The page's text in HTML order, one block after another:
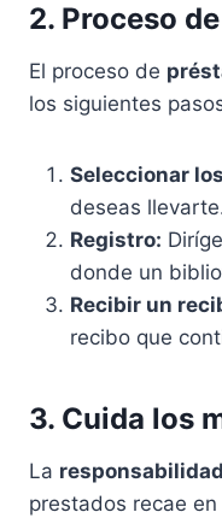
2. Proceso
El proceso de
los siguientes
Seleccionar
deseas
Registro:
donde un
Recibir un
recibo que
3. Cuida los
La responsabilidad
prestados recae